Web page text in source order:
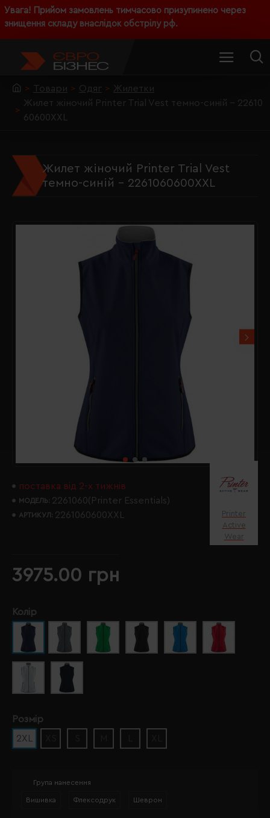
Увага! Прийом замовлень тимчасово призупинено через
знищення складу внаслідок обстрілу рф.
Товари Одяг
Жилетки
Жилет жіночий Printer Trial Vest темно-синій - 22610
60600XXL
Жилет жіночий Printer Trial Vest
темно-синій - 2261060600XXL
поставка від 2-х тижнів
МОДЕЛЬ: 2261060(Printer Essentials)
АРТИКУЛ: 2261060600XXL
Printer
Active
Wear
3975.00 грн
Колір
Розмір
2XL
Група нанесення
Вишивка Флексодрук Шеврон